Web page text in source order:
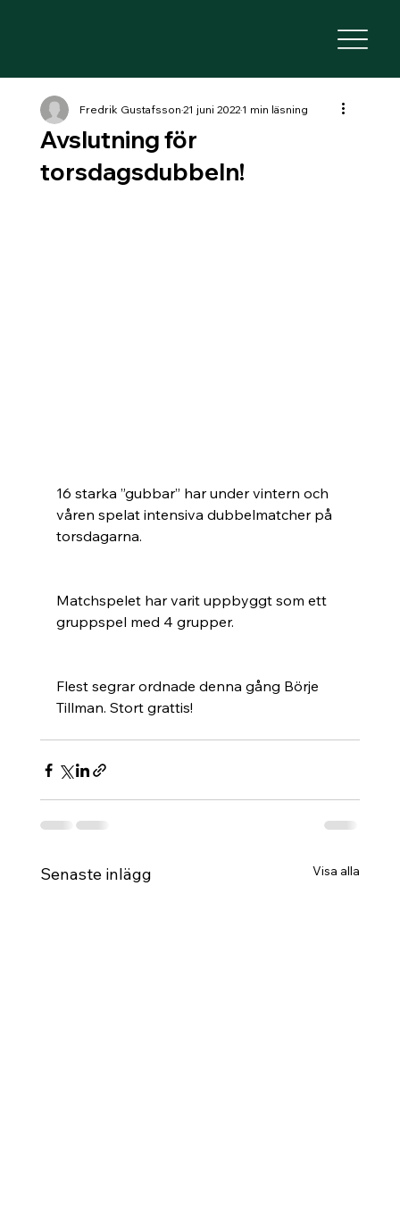
Avslutning för
torsdagsdubbeln!
Fredrik Gustafsson21 juni 20221 min läsning
16 starka ”gubbar” har under vintern och
våren spelat intensiva dubbelmatcher på
torsdagarna.
Matchspelet har varit uppbyggt som ett
gruppspel med 4 grupper.
Flest segrar ordnade denna gång Börje
Tillman. Stort grattis!
Senaste inlägg Visa alla